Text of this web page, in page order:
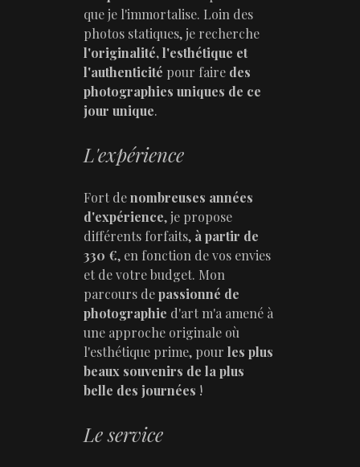
que je l'immortalise. Loin des
photos statiques, je recherche
l'originalité, l'esthétique et
l'authenticité pour faire des
photographies uniques de ce
jour unique.
L'expérience
Fort denombreuses années
d'expérience, je propose
différents forfaits, à partir de
330 €, en fonction de vos envies
et de votre budget. Mon
parcours depassionné de
photographie d'art m'a amené à
une approche originale où
l'esthétique prime, pour les plus
beaux souvenirs de la plus
belle des journées !
Le service